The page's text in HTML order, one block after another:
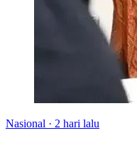
Nasional · 2 hari lalu